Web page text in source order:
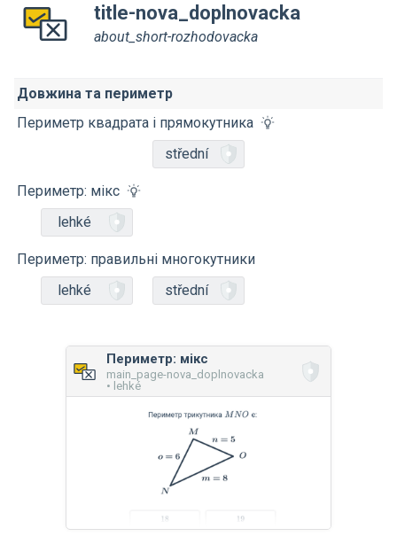
title-nova_doplnovacka
about_short-rozhodovacka
Довжина та периметр
Периметр квадрата і прямокутника
střední
Периметр: мікс
lehké
Периметр: правильні многокутники
lehké
střední
Периметр: мікс
main_page-nova_doplnovacka
• lehké